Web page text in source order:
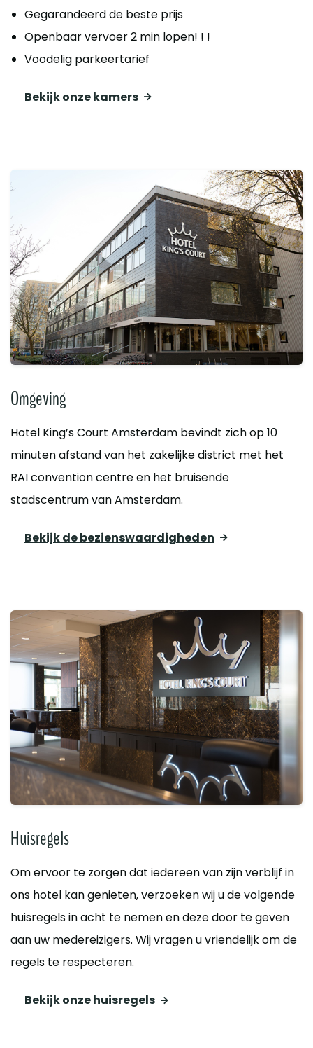
Gegarandeerd de beste prijs
Openbaar vervoer 2 min lopen! ! !
Voodelig parkeertarief
Bekijk onze kamers
Omgeving
Hotel King’s Court Amsterdam bevindt zich op 10
minuten afstand van het zakelijke district met het
RAI convention centre en het bruisende
stadscentrum van Amsterdam.
Bekijk de bezienswaardigheden
Huisregels
Om ervoor te zorgen dat iedereen van zijn verblijf in
ons hotel kan genieten, verzoeken wij u de volgende
huisregels in acht te nemen en deze door te geven
aan uw medereizigers. Wij vragen u vriendelijk om de
regels te respecteren.
Bekijk onze huisregels